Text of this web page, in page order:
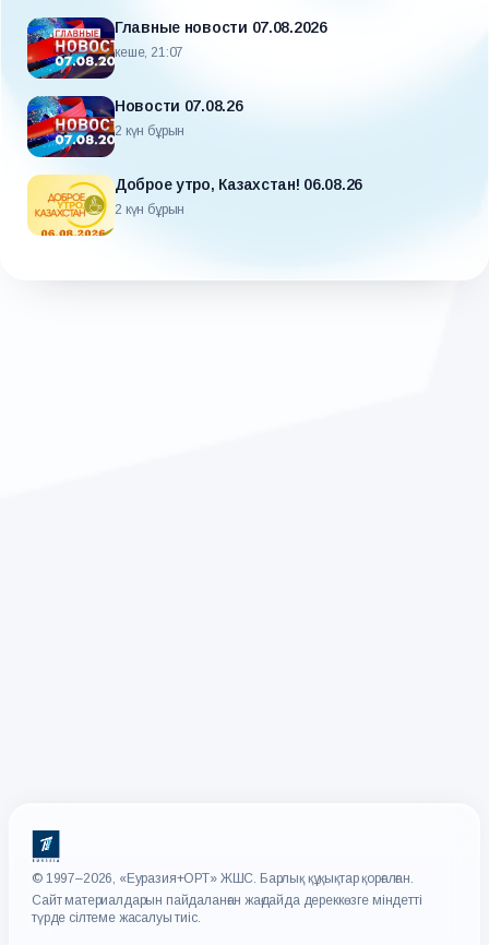
Главные новости 07.08.2026
кеше, 21:07
Новости 07.08.26
2 күн бұрын
Доброе утро, Казахстан! 06.08.26
2 күн бұрын
© 1997–2026, «Еуразия+ОРТ» ЖШС. Барлық құқықтар қорғалған.
Сайт материалдарын пайдаланған жағдайда дереккөзге міндетті
түрде сілтеме жасалуы тиіс.